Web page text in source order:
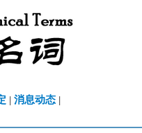
| 消息动态 |